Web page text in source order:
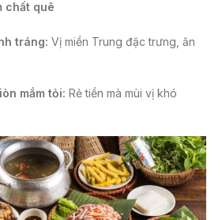
chất quê
tráng: Vị miền Trung đặc trưng, ăn
mắm tỏi: Rẻ tiền mà mùi vị khó